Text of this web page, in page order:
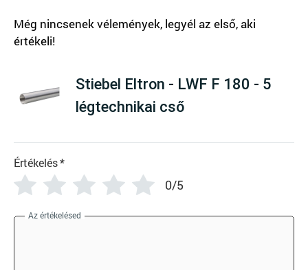
Stiebel Eltron - LWF F 180 - 5
légtechnikai cső
Értékelés*
0/5
Az értékelésed